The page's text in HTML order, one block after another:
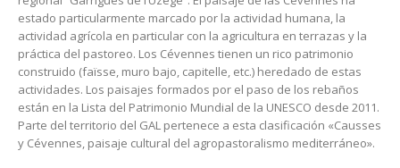
estado particularmente marcado por la actividad humana, la
actividad agrícola en particular con la agricultura en terrazas y la
práctica del pastoreo. Los Cévennes tienen un rico patrimonio
construido (faïsse, muro bajo, capitelle, etc.) heredado de estas
actividades. Los paisajes formados por el paso de los rebaños
están en la Lista del Patrimonio Mundial de la UNESCO desde 2011.
Parte del territorio del GAL pertenece a esta clasificación «Causses
y Cévennes, paisaje cultural del agropastoralismo mediterráneo».